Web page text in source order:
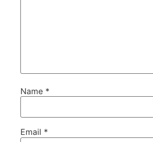
Name *
Email *